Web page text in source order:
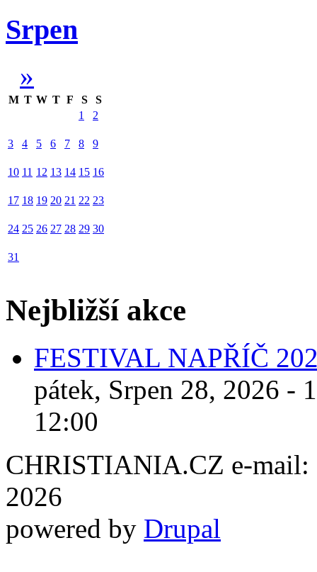
Srpen
»
M T W T F S
S
1
2
3 4 5 6 7 8 9
10 11 12 13 14 15 16
17 18 19 20 21 22 23
24 25 26 27 28 29 30
31
Nejbližší akce
FESTIVAL NAPŘÍČ
pátek, Srpen 28, 2026 -
12:00
CHRISTIANIA.CZ e-mail:
2026
powered by Drupal